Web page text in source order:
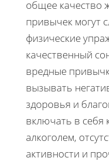
общее качество
привычек могут
физические
качественный
вредные
вызывать
здоровья и
включать в себя
алкоголем,
активности и